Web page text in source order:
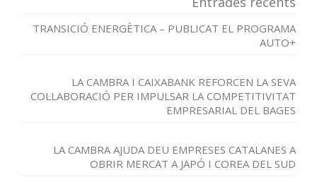
TRANSICIÓ ENERGÈTICA – PUBLICAT EL PROGRAMA
AUTO+
LA CAMBRA I CAIXABANK REFORCEN LA SEVA
COL·LABORACIÓ PER IMPULSAR LA COMPETITIVITAT
EMPRESARIAL DEL BAGES
LA CAMBRA AJUDA DEU EMPRESES CATALANES A
OBRIR MERCAT A JAPÓ I COREA DEL SUD